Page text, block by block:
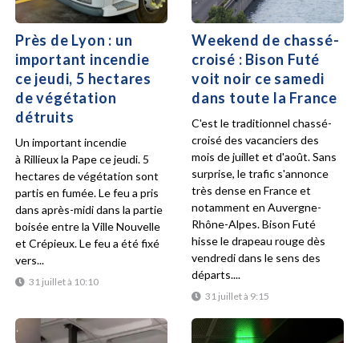
Près de Lyon : un
important incendie
ce jeudi, 5 hectares
de végétation
détruits
31 juillet à 10:10
Un important incendie
à Rillieux la Pape ce jeudi. 5
hectares de végétation sont
partis en fumée. Le feu a pris
dans après-midi dans la partie
boisée entre la Ville Nouvelle
et Crépieux. Le feu a été fixé
vers...
Weekend de chassé-
croisé : Bison Futé
voit noir ce samedi
dans toute la France
31 juillet à 9:15
C'est le traditionnel chassé-
croisé des vacanciers des
mois de juillet et d'août. Sans
surprise, le trafic s'annonce
très dense en France et
notamment en Auvergne-
Rhône-Alpes. Bison Futé
hisse le drapeau rouge dès
vendredi dans le sens des
départs....